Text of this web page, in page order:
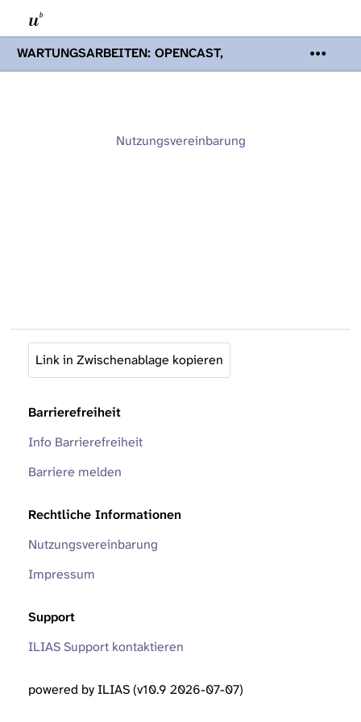
WARTUNGSARBEITEN: OPENCAST,
PODCASTS & TOBIRA
Mi 19. August
Opencast-Videos und Tobira nicht zur
Nutzungsvereinbarung
Link in Zwischenablage kopieren
Barrierefreiheit
Info Barrierefreiheit
Barriere melden
Rechtliche Informationen
Nutzungsvereinbarung
Impressum
Support
ILIAS Support kontaktieren
powered by ILIAS (v10.9 2026-07-07)